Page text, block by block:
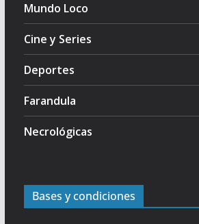
Mundo Loco
Cine y Series
Deportes
Farandula
Necrológicas
Bases y condiciones